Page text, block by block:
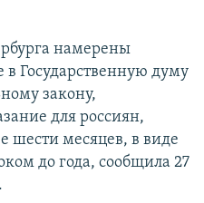
намерены
в Государственную думу
закону,
для россиян,
шести месяцев, в виде
до года, сообщила 27